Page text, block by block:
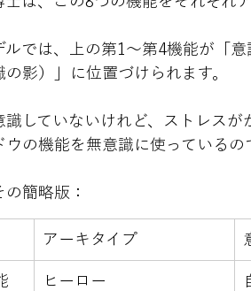
ルでは、上の第1〜第4機能が「
の影）」に位置づけられます。
識していないけれど、ストレス
ウの機能を無意識に使っているの
簡略版：
アーキタイプ
ヒーロー